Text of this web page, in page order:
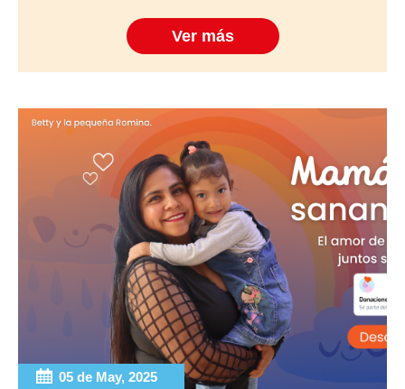
Ver más
05 de May, 2025